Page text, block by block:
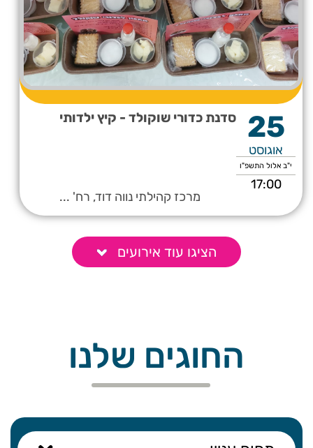
25
אוגוסט
י"ב אלול התשפ"ו
17:00
סדנת כדורי שוקולד - קיץ ילדותי
מרכז קהילתי נווה דוד, רח' ...
הציגו עוד אירועים
החוגים שלנו